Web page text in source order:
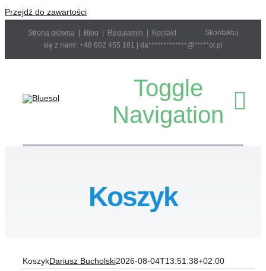
Przejdź do zawartości
Strona główna| Blog Regulamin KontaktSkontaktuj
się z nami: +48 602 455 181 | da*************@*****ol.pl
Toggle
Navigation
Koszyk
KoszykDariusz Bucholski2026-08-04T13:51:38+02:00